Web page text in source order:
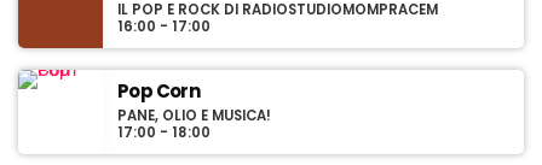
IL POP E ROCK DI RADIOSTUDIOMOMPRACEM
16:00 - 17:00
Pop Corn
PANE, OLIO E MUSICA!
17:00 - 18:00